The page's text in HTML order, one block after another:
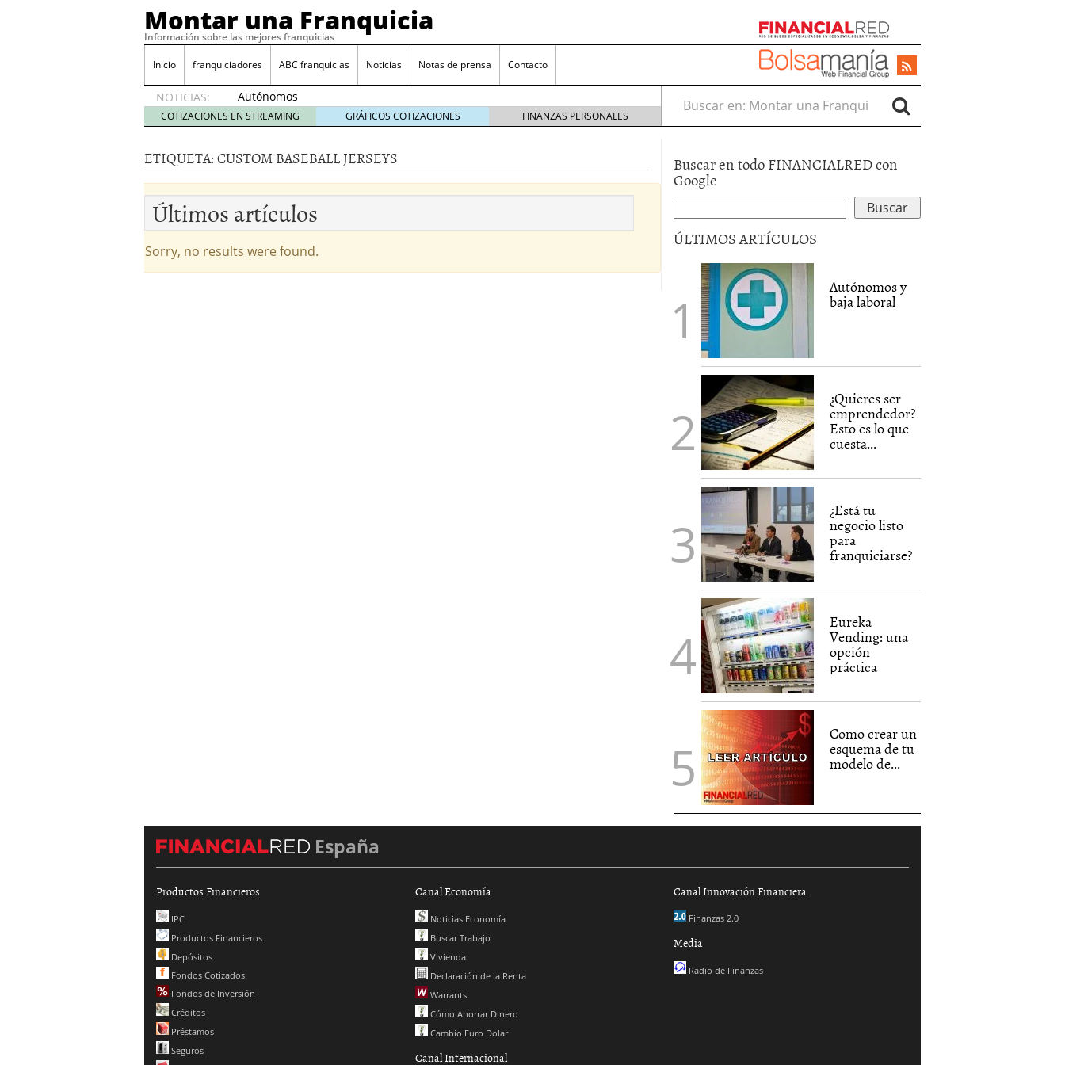
Montar una Franquicia
Información sobre las mejores franquicias
Inicio franquiciadores ABC franquicias Noticias Notas de prensa Contacto
NOTICIAS:
Autónomos
y baja
laboral
2014
¿Quieres ser emprendedor? Esto es lo que cuesta y las ayudas que puedes
tener 4 julio 2014
¿Está tu negocio listo para franquiciarse?
Eureka Vending: una opción práctica
COTIZACIONES EN STREAMING GRÁFICOS COTIZACIONES FINANZAS PERSONALES
Buscar en:
ETIQUETA:CUSTOM BASEBALL JERSEYS
Últimos artículos
Sorry, no results were found.
Buscar en todo FINANCIALRED con
Google
ÚLTIMOS ARTÍCULOS
Autónomos y
baja laboral
¿Quieres ser
emprendedor?
Esto es lo que
cuesta...
¿Está tu
negocio listo
para
franquiciarse?
Eureka
Vending: una
opción
práctica
Como crear un
esquema de tu
modelo de...
España
Productos Financieros
IPC
Productos Financieros
Depósitos
Fondos Cotizados
Fondos de Inversión
Créditos
Préstamos
Seguros
Canal Economía
Noticias Economía
Buscar Trabajo
Vivienda
Declaración de la Renta
Warrants
Cómo Ahorrar Dinero
Cambio Euro Dolar
Canal Internacional
Canal Innovación Financiera
Finanzas 2.0
Media
Radio de Finanzas